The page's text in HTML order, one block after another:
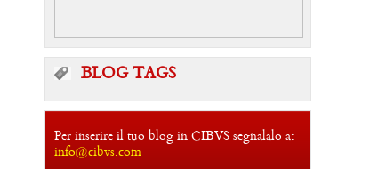
BLOG TAGS
Per inserire il tuo blog in CIBVS segnalalo a:
info@cibvs.com